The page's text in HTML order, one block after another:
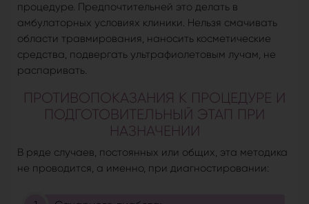
процедуре. Предпочтительней это делать в
амбулаторных условиях клиники. Нельзя смачивать
области травмирования, наносить косметические
средства, подвергать ультрафиолетовым лучам, не
распаривать.
ПРОТИВОПОКАЗАНИЯ К ПРОЦЕДУРЕ И
ПОДГОТОВИТЕЛЬНЫЙ ЭТАП ПРИ
НАЗНАЧЕНИИ
В ряде случаев, постоянных или общих, эта методика
не проводится, а именно, при диагностировании: